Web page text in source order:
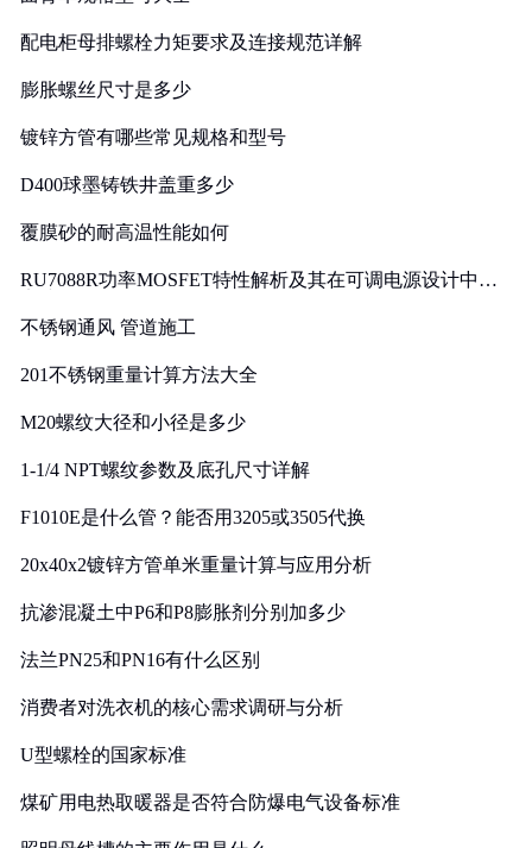
配电柜母排螺栓力矩要求及连接规范详解
膨胀螺丝尺寸是多少
镀锌方管有哪些常见规格和型号
D400球墨铸铁井盖重多少
覆膜砂的耐高温性能如何
RU7088R功率MOSFET特性解析及其在可调电源设计中的
不锈钢通风 管道施工
201不锈钢重量计算方法大全
M20螺纹大径和小径是多少
1-1/4 NPT螺纹参数及底孔尺寸详解
F1010E是什么管？能否用3205或3505代换
20x40x2镀锌方管单米重量计算与应用分析
抗渗混凝土中P6和P8膨胀剂分别加多少
法兰PN25和PN16有什么区别
消费者对洗衣机的核心需求调研与分析
U型螺栓的国家标准
煤矿用电热取暖器是否符合防爆电气设备标准